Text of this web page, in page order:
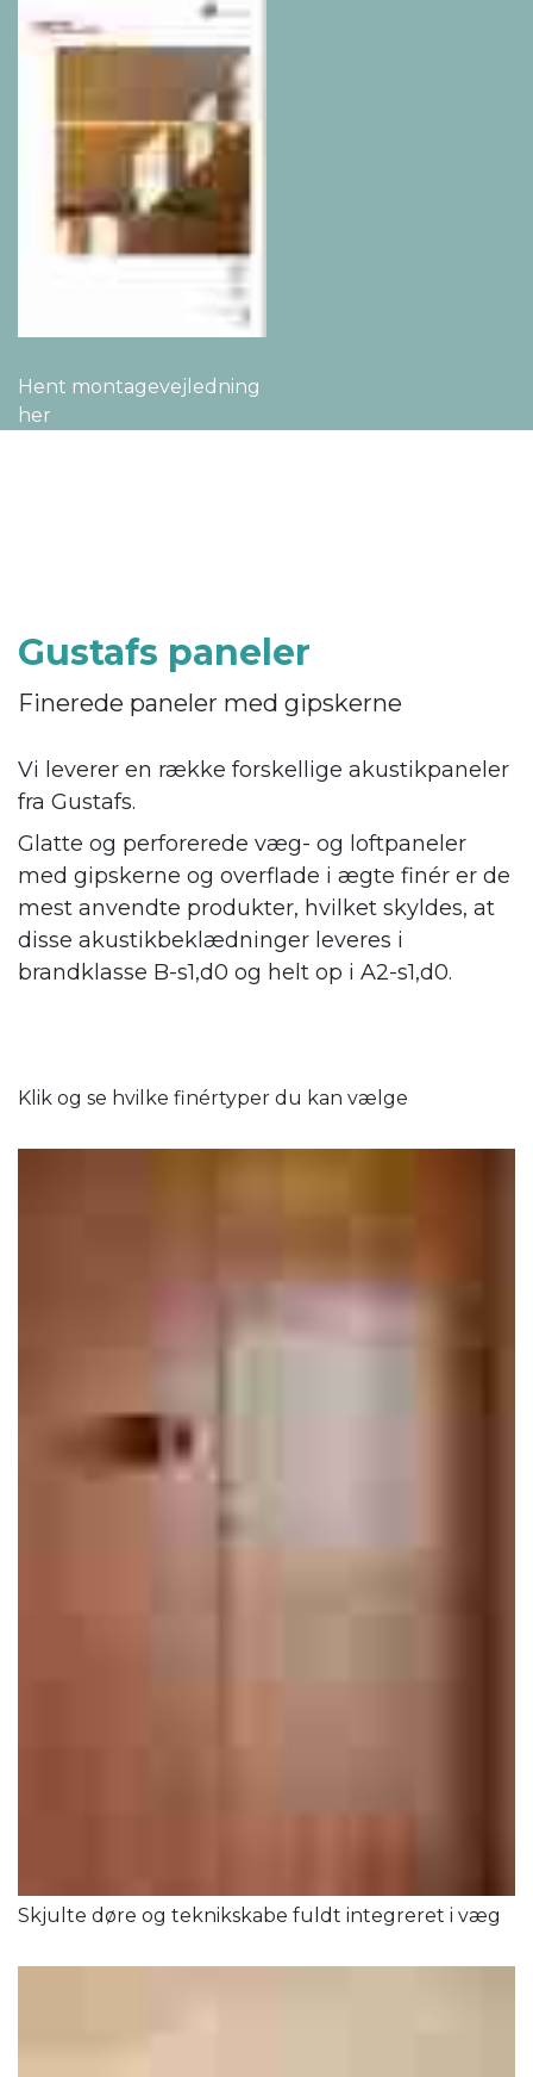
Hent montage­vejledning
her
Gustafs paneler
Finerede paneler med gipskerne
Vi leverer en række forskellige akustikpaneler
fra Gustafs.
Glatte og perforerede væg- og loftpaneler
med gipskerne og overflade i ægte finér er de
mest anvendte produkter, hvilket skyldes, at
disse akustikbeklædninger leveres i
brandklasse B-s1,d0 og helt op i A2-s1,d0.
Klik og se hvilke finértyper du kan vælge
Skjulte døre og teknikskabe fuldt integreret i væg